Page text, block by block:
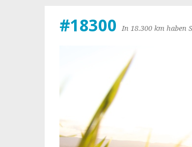
#18300 In 18.300 km haben